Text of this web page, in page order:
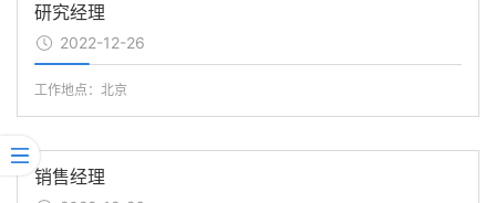
研究经理
2022-12-26
工作地点：北京
销售经理